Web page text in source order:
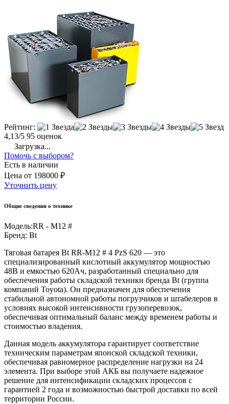
Рейтинг:
4,13/5 95 оценок
Загрузка...
Помочь с выбором?
Есть в наличии
Цена от 198000 ₽
Уточнить цену
Общие сведения о технике
Модель:RR - M12 #
Бренд: Bt
Тяговая батарея Bt RR-M12 # 4 PzS 620 — это
специализированный кислотный аккумулятор мощностью
48В и емкостью 620Ач, разработанный специально для
обеспечения работы складской техники бренда Bt (группа
компаний Toyota). Он предназначен для обеспечения
стабильной автономной работы погрузчиков и штабелеров в
условиях высокой интенсивности грузоперевозок,
обеспечивая оптимальный баланс между временем работы и
стоимостью владения.
Данная модель аккумулятора гарантирует соответствие
техническим параметрам японской складской техники,
обеспечивая равномерное распределение нагрузки на 24
элемента. При выборе этой АКБ вы получаете надежное
решение для интенсификации складских процессов с
гарантией 2 года и возможностью быстрой доставки по всей
территории России.